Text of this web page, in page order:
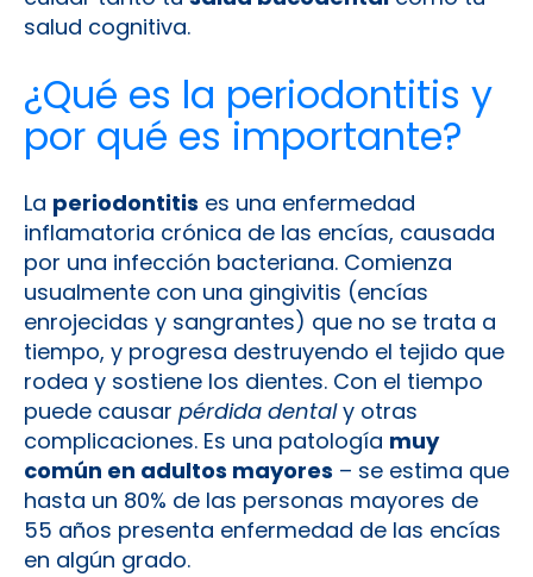
salud cognitiva.
¿Qué es la periodontitis y
por qué es importante?
La periodontitis es una enfermedad
inflamatoria crónica de las encías, causada
por una infección bacteriana. Comienza
usualmente con una gingivitis (encías
enrojecidas y sangrantes) que no se trata a
tiempo, y progresa destruyendo el tejido que
rodea y sostiene los dientes. Con el tiempo
puede causar pérdida dentaly otras
complicaciones. Es una patología muy
común en adultos mayores – se estima que
hasta un 80% de las personas mayores de
55 años presenta enfermedad de las encías
en algún grado​.